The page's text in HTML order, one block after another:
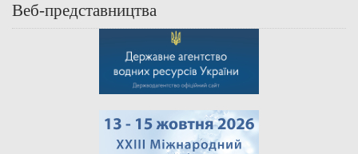
Веб-представництва